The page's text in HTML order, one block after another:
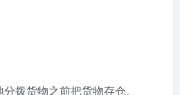
拨货物之前把货物存仓。